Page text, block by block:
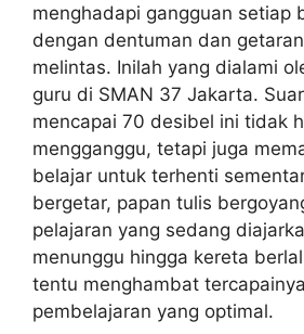
menghadapi gangguan setiap
dengan dentuman dan
melintas. Inilah yang dialami
guru di SMAN 37 Jakarta.
mencapai 70 desibel ini tidak
mengganggu, tetapi juga
belajar untuk terhenti
bergetar, papan tulis
pelajaran yang sedang
menunggu hingga kereta
tentu menghambat
pembelajaran yang optimal.